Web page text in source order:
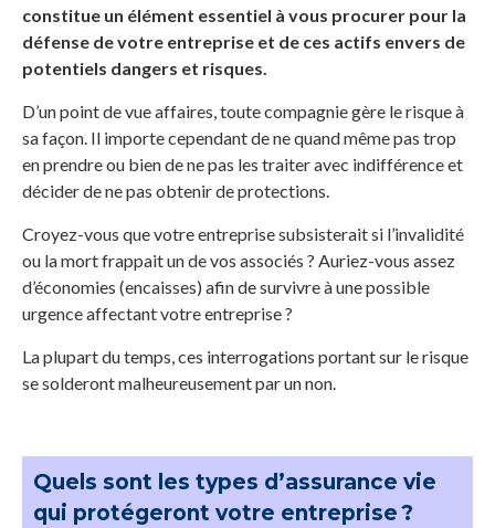
constitue un élément essentiel à vous procurer pour la
défense de votre entreprise et de ces actifs envers de
potentiels dangers et risques.
D’un point de vue affaires, toute compagnie gère le risque à
sa façon. Il importe cependant de ne quand même pas trop
en prendre ou bien de ne pas les traiter avec indifférence et
décider de ne pas obtenir de protections.
Croyez-vous que votre entreprise subsisterait si l’invalidité
ou la mort frappait un de vos associés ? Auriez-vous assez
d’économies (encaisses) afin de survivre à une possible
urgence affectant votre entreprise ?
La plupart du temps, ces interrogations portant sur le risque
se solderont malheureusement par un non.
Quels sont les types d’assurance vie
qui protégeront votre entreprise ?